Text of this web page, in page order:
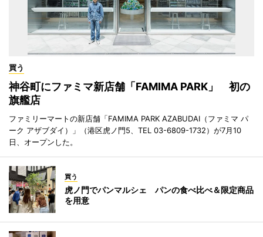
買う
神谷町にファミマ新店舗「FAMIMA PARK」 初の
旗艦店
ファミリーマートの新店舗「FAMIMA PARK AZABUDAI（ファミマ パ
ーク アザブダイ）」（港区虎ノ門5、TEL 03-6809-1732）が7月10
日、オープンした。
買う
虎ノ門でパンマルシェ パンの食べ比べ＆限定商品
を用意